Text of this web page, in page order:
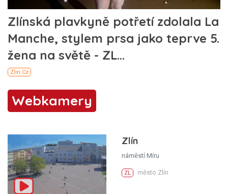
Webkamery
Zlín
náměstí Míru
ZL město Zlín